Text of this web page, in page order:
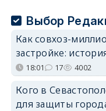
Выбор
Как совхоз-
застройке:
18:01 17 4002
Кого в
для защиты